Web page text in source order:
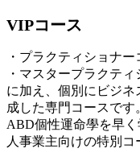
VIPコース
・プラクティショナー
・マスタープラクテ
に加え、個別にビジ
成した専門コースです
ABD個性運命學を早
人事業主向けの特別コ